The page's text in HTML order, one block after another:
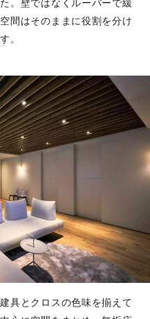
。壁ではなくルーバーで緩
間はそのままに役割を分け
。
具とクロスの色味を揃えて